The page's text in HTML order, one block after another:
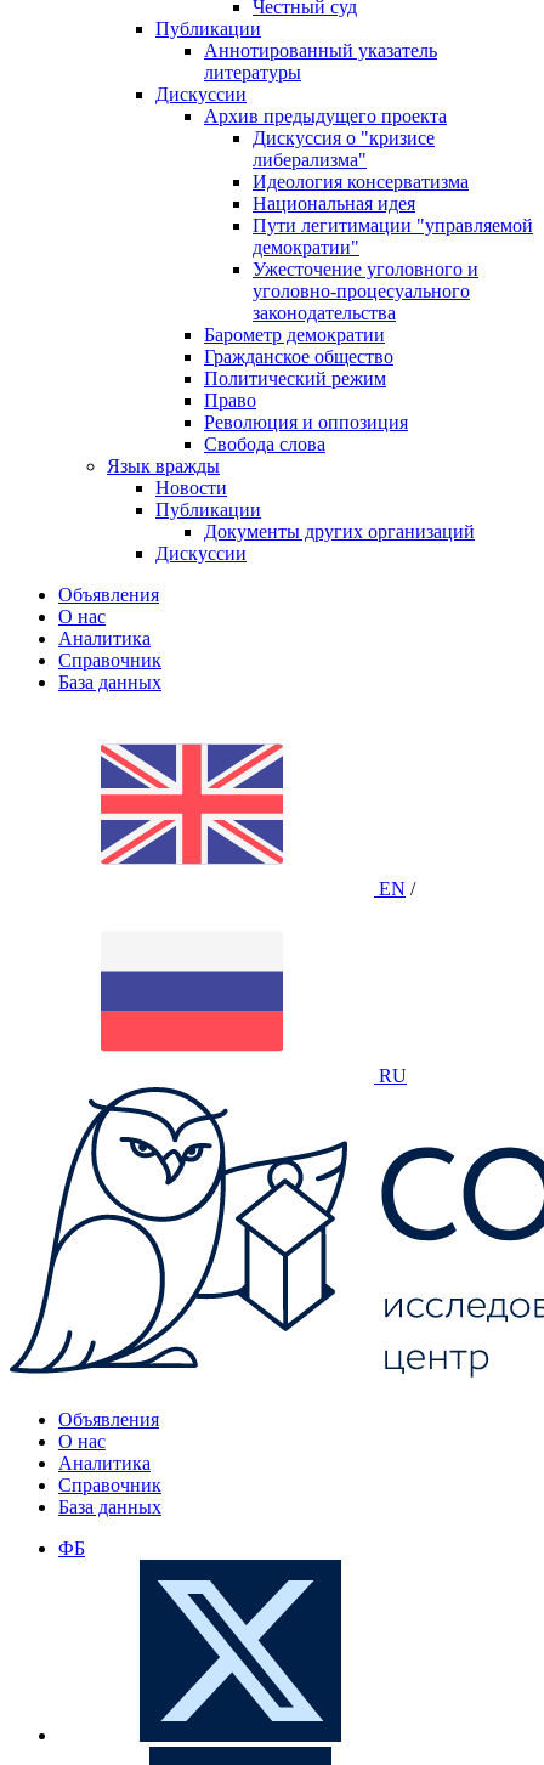
Честный суд
Публикации
Аннотированный указатель
литературы
Дискуссии
Архив предыдущего проекта
Дискуссия о "кризисе
либерализма"
Идеология консерватизма
Национальная идея
Пути легитимации "управляемой
демократии"
Ужесточение уголовного и
уголовно-процесуального
законодательства
Барометр демократии
Гражданское общество
Политический режим
Право
Революция и оппозиция
Свобода слова
Язык вражды
Новости
Публикации
Документы других организаций
Дискуссии
Объявления
О нас
Аналитика
Справочник
База данных
EN /
RU
Объявления
О нас
Аналитика
Справочник
База данных
ФБ